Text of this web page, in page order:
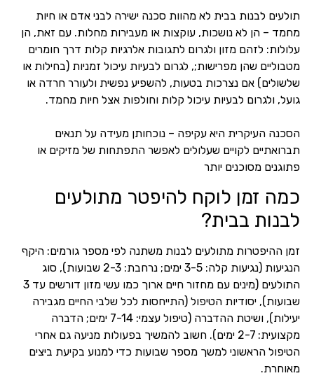
תולעים לבנות בבית לא מהוות סכנה ישירה לבני אדם או חיות
מחמד – הן לא נושכות, עוקצות או מעבירות מחלות. עם זאת, הן
עלולות: לזהם מזון ולגרום לתגובות אלרגיות קלות דרך חומרים
מטבוליים שהן מפרישות;, לגרום לבעיות עיכול זמניות (בחילות או
שלשולים) אם נצרכות בטעות, להשפיע נפשית ולעורר חרדה או
גועל, ולגרום לבעיות עיכול קלות וחולפות אצל חיות מחמד.
הסכנה העיקרית היא עקיפה – נוכחותן מעידה על תנאים
תברואתיים לקויים שעלולים לאפשר התפתחות של מזיקים או
פתוגנים מסוכנים יותר
כמה זמן לוקח להיפטר מתולעים
לבנות בבית?
זמן ההיפטרות מתולעים לבנות משתנה לפי מספר גורמים: היקף
הנגיעות (נגיעות קלה: 3-5 ימים; נרחבת: 2-3 שבועות), סוג
התולעים (מינים עם מחזור חיים ארוך כמו עשי מזון דורשים עד 3
שבועות), יסודיות הטיפול (התייחסות לכל שלבי החיים מגבירה
יעילות), ושיטת ההדברה (טיפול עצמי: 7-14 ימים; הדברה
מקצועית: 2-7 ימים). חשוב להמשיך בפעולות מניעה גם אחרי
הטיפול הראשוני למשך מספר שבועות כדי למנוע בקיעת ביצים
מאוחרת.